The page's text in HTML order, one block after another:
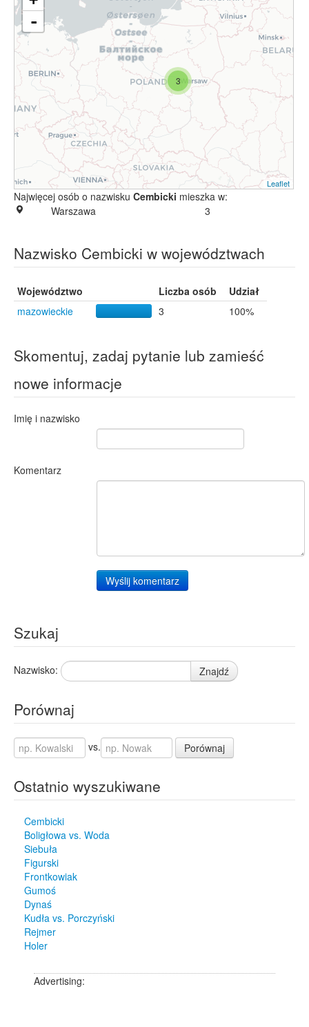
3
-
Leaflet
Najwięcej osób o nazwisku Cembicki mieszka w:
Warszawa
3
Nazwisko Cembicki w województwach
Województwo Liczba osób
Udział
mazowieckie
3 100%
Skomentuj, zadaj pytanie lub zamieść
nowe informacje
Imię i nazwisko
Komentarz
Wyślij komentarz
Szukaj
Nazwisko: Znajdź
Porównaj
vs. Porównaj
Ostatnio wyszukiwane
Cembicki
Boligłowa vs. Woda
Siebuła
Figurski
Frontkowiak
Gumoś
Dynaś
Kudła vs. Porczyński
Rejmer
Holer
Advertising: